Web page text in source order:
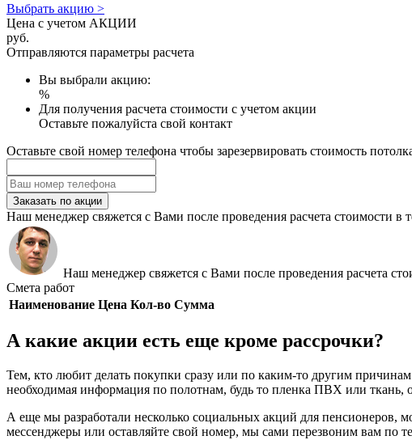
Выбрать акцию >
Цена с учетом АКЦИИ
руб.
Отправляются параметры расчета
Вы выбрали акцию:
%
Для получения расчета стоимости с учетом акции
Оставьте пожалуйста свой контакт
Оставьте свой номер телефона чтобы зарезервировать стоимость
Заказать по акции
Наш менеджер свяжется с Вами после проведения расчета стоимости в
Наш менеджер свяжется с Вами после проведения расчета
Смета работ
Наименование Цена Кол-во Сумма
А какие акции есть еще кроме рассрочки?
Тем, кто любит делать покупки сразу или по каким-то другим
необходимая информация по полотнам, будь то пленка ПВХ или
А еще мы разработали несколько социальных акций для
мессенджеры или оставляйте свой номер, мы сами перезвоним вам по